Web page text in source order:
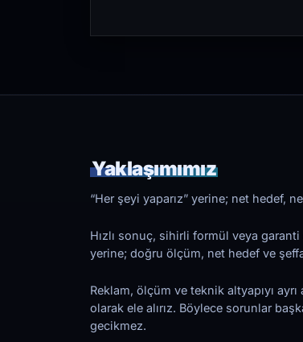
Yaklaşımımız
“Her şeyi yaparız” yerine; net hedef,
Hızlı sonuç, sihirli formül veya
yerine; doğru ölçüm, net hedef ve
Reklam, ölçüm ve teknik altyapıyı
olarak ele alırız. Böylece sorunlar
gecikmez.